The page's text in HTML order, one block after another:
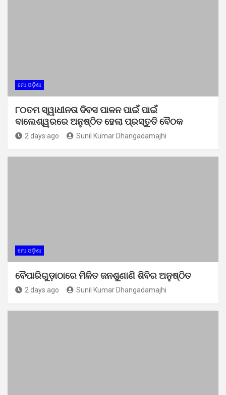
ମୋ ଓଡ଼ିଶା
୮୦ତମ ସ୍ୱାଧୀନତା ଦିବସ ପାଳନ ପାଇଁ ପାଇଁ
ବାଲେଶ୍ୱରରେ ଅନୁଷ୍ଠିତ ହେଲା ପ୍ରସ୍ତୁତି ବୈଠକ
2 days ago Sunil Kumar Dhangadamajhi
ମୋ ଓଡ଼ିଶା
ବୈପାରିଗୁଡ଼ାଠାରେ ମିଳିତ ଜନଶୁଣାଣି ଶିବିର ଅନୁଷ୍ଠିତ
2 days ago Sunil Kumar Dhangadamajhi